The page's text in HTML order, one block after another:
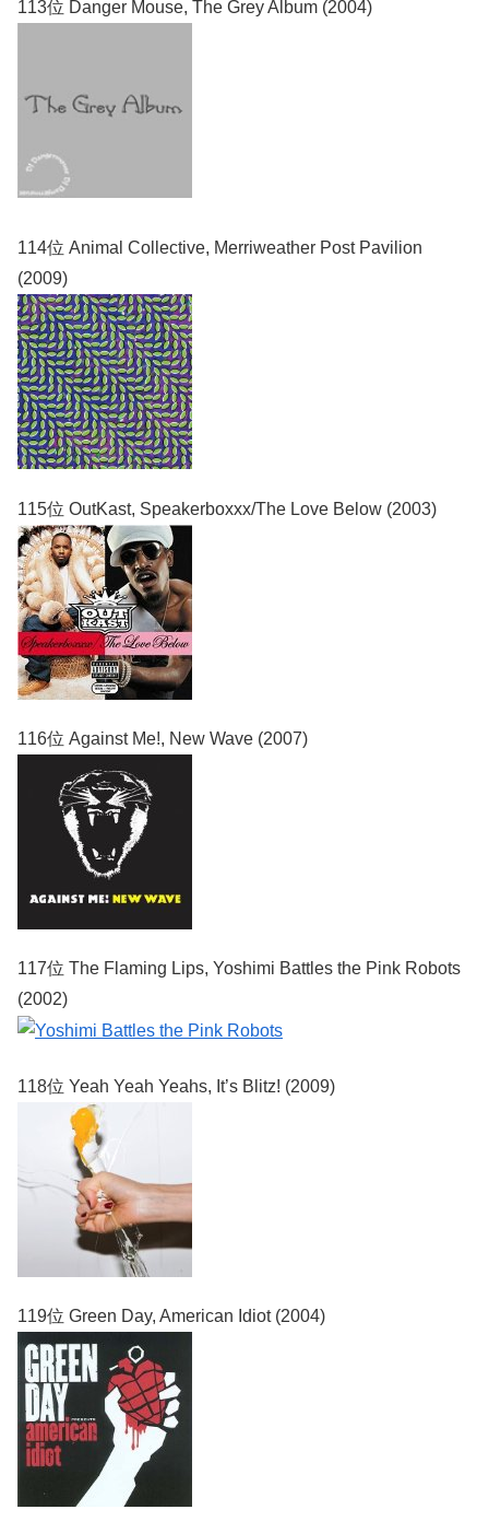
113位 Danger Mouse, The Grey Album (2004)
114位 Animal Collective, Merriweather Post Pavilion
(2009)
115位 OutKast, Speakerboxxx/The Love Below (2003)
116位 Against Me!, New Wave (2007)
117位 The Flaming Lips, Yoshimi Battles the Pink Robots
(2002)
118位 Yeah Yeah Yeahs, It’s Blitz! (2009)
119位 Green Day, American Idiot (2004)